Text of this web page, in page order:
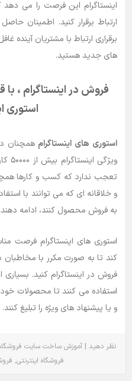
اینستاگرام این فرصت را می دهد
ارتباط برقرار کنید. اطمینان
برقراری ارتباط با مشتریان آینده
های جدید هستید.
فروش در اینستاگرام ،
استوری
استوری های اینستاگرام همچنان
تعجب ندارد که کسب و کارها
و خلاقانه ای که می توانند با
به فروش محصول کنند، ادامه دهند.
استوری های اینستاگرام فرصت
کند تا به صورت مکرر با مخاطبان
فروش در اینستاگرام کنید. بسیاری
استفاده می کنند تا محصولات
و یا پیشنهاد های ویژه را تبلیغ کنند.
نظر دهید |آموزش ساخت سایت
فروشگاه اینترنتی٬